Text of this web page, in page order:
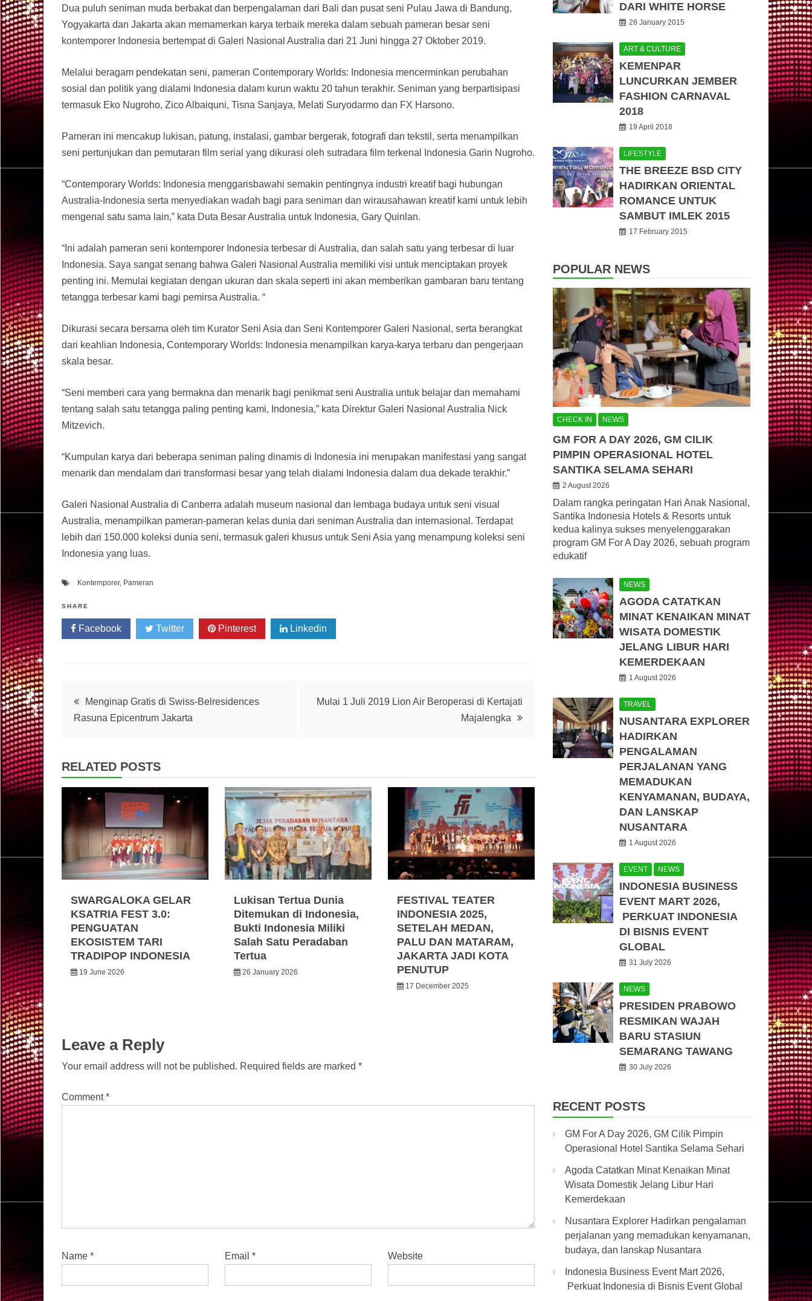
Dua puluh seniman muda berbakat dan berpengalaman dari Bali dan pusat seni Pulau Jawa di Bandung,
Yogyakarta dan Jakarta akan memamerkan karya terbaik mereka dalam sebuah pameran besar seni
kontemporer Indonesia bertempat di Galeri Nasional Australia dari 21 Juni hingga 27 Oktober 2019.
Melalui beragam pendekatan seni, pameran Contemporary Worlds: Indonesia mencerminkan perubahan
sosial dan politik yang dialami Indonesia dalam kurun waktu 20 tahun terakhir. Seniman yang berpartisipasi
termasuk Eko Nugroho, Zico Albaiquni, Tisna Sanjaya, Melati Suryodarmo dan FX Harsono.
Pameran ini mencakup lukisan, patung, instalasi, gambar bergerak, fotografi dan tekstil, serta menampilkan
seni pertunjukan dan pemutaran film serial yang dikurasi oleh sutradara film terkenal Indonesia Garin Nugroho.
“Contemporary Worlds: Indonesia menggarisbawahi semakin pentingnya industri kreatif bagi hubungan
Australia-Indonesia serta menyediakan wadah bagi para seniman dan wirausahawan kreatif kami untuk lebih
mengenal satu sama lain,” kata Duta Besar Australia untuk Indonesia, Gary Quinlan.
“Ini adalah pameran seni kontemporer Indonesia terbesar di Australia, dan salah satu yang terbesar di luar
Indonesia. Saya sangat senang bahwa Galeri Nasional Australia memiliki visi untuk menciptakan proyek
penting ini. Memulai kegiatan dengan ukuran dan skala seperti ini akan memberikan gambaran baru tentang
tetangga terbesar kami bagi pemirsa Australia. “
Dikurasi secara bersama oleh tim Kurator Seni Asia dan Seni Kontemporer Galeri Nasional, serta berangkat
dari keahlian Indonesia, Contemporary Worlds: Indonesia menampilkan karya-karya terbaru dan pengerjaan
skala besar.
“Seni memberi cara yang bermakna dan menarik bagi penikmat seni Australia untuk belajar dan memahami
tentang salah satu tetangga paling penting kami, Indonesia,” kata Direktur Galeri Nasional Australia Nick
Mitzevich.
“Kumpulan karya dari beberapa seniman paling dinamis di Indonesia ini merupakan manifestasi yang sangat
menarik dan mendalam dari transformasi besar yang telah dialami Indonesia dalam dua dekade terakhir.”
Galeri Nasional Australia di Canberra adalah museum nasional dan lembaga budaya untuk seni visual
Australia, menampilkan pameran-pameran kelas dunia dari seniman Australia dan internasional. Terdapat
lebih dari 150.000 koleksi dunia seni, termasuk galeri khusus untuk Seni Asia yang menampung koleksi seni
Indonesia yang luas.
Kontemporer, Pameran
SHARE
Facebook Twitter Pinterest Linkedin
Post
navigation
Menginap Gratis di Swiss-Belresidences
Rasuna Epicentrum Jakarta
Mulai 1 Juli 2019 Lion Air Beroperasi di Kertajati
Majalengka
RELATED POSTS
SWARGALOKA GELAR
KSATRIA FEST 3.0:
PENGUATAN
EKOSISTEM TARI
TRADIPOP INDONESIA
19 June 2026
Lukisan Tertua Dunia
Ditemukan di Indonesia,
Bukti Indonesia Miliki
Salah Satu Peradaban
Tertua
26 January 2026
FESTIVAL TEATER
INDONESIA 2025,
SETELAH MEDAN,
PALU DAN MATARAM,
JAKARTA JADI KOTA
PENUTUP
17 December 2025
Leave a Reply
Your email address will not be published. Required fields are marked *
Comment*
Name * Email* Website
DARI WHITE HORSE
28 January 2015
ART & CULTURE
KEMENPAR
LUNCURKAN JEMBER
FASHION CARNAVAL
2018
19 April 2018
LIFESTYLE
THE BREEZE BSD CITY
HADIRKAN ORIENTAL
ROMANCE UNTUK
SAMBUT IMLEK 2015
17 February 2015
POPULAR NEWS
CHECK IN NEWS
GM FOR A DAY 2026, GM CILIK
PIMPIN OPERASIONAL HOTEL
SANTIKA SELAMA SEHARI
2 August 2026
Dalam rangka peringatan Hari Anak Nasional,
Santika Indonesia Hotels & Resorts untuk
kedua kalinya sukses menyelenggarakan
program GM For A Day 2026, sebuah program
edukatif
NEWS
AGODA CATATKAN
MINAT KENAIKAN MINAT
WISATA DOMESTIK
JELANG LIBUR HARI
KEMERDEKAAN
1 August 2026
TRAVEL
NUSANTARA EXPLORER
HADIRKAN
PENGALAMAN
PERJALANAN YANG
MEMADUKAN
KENYAMANAN, BUDAYA,
DAN LANSKAP
NUSANTARA
1 August 2026
EVENT NEWS
INDONESIA BUSINESS
EVENT MART 2026,
PERKUAT INDONESIA
DI BISNIS EVENT
GLOBAL
31 July 2026
NEWS
PRESIDEN PRABOWO
RESMIKAN WAJAH
BARU STASIUN
SEMARANG TAWANG
30 July 2026
RECENT POSTS
GM For A Day 2026, GM Cilik Pimpin
Operasional Hotel Santika Selama Sehari
Agoda Catatkan Minat Kenaikan Minat
Wisata Domestik Jelang Libur Hari
Kemerdekaan
Nusantara Explorer Hadirkan pengalaman
perjalanan yang memadukan kenyamanan,
budaya, dan lanskap Nusantara
Indonesia Business Event Mart 2026,
Perkuat Indonesia di Bisnis Event Global